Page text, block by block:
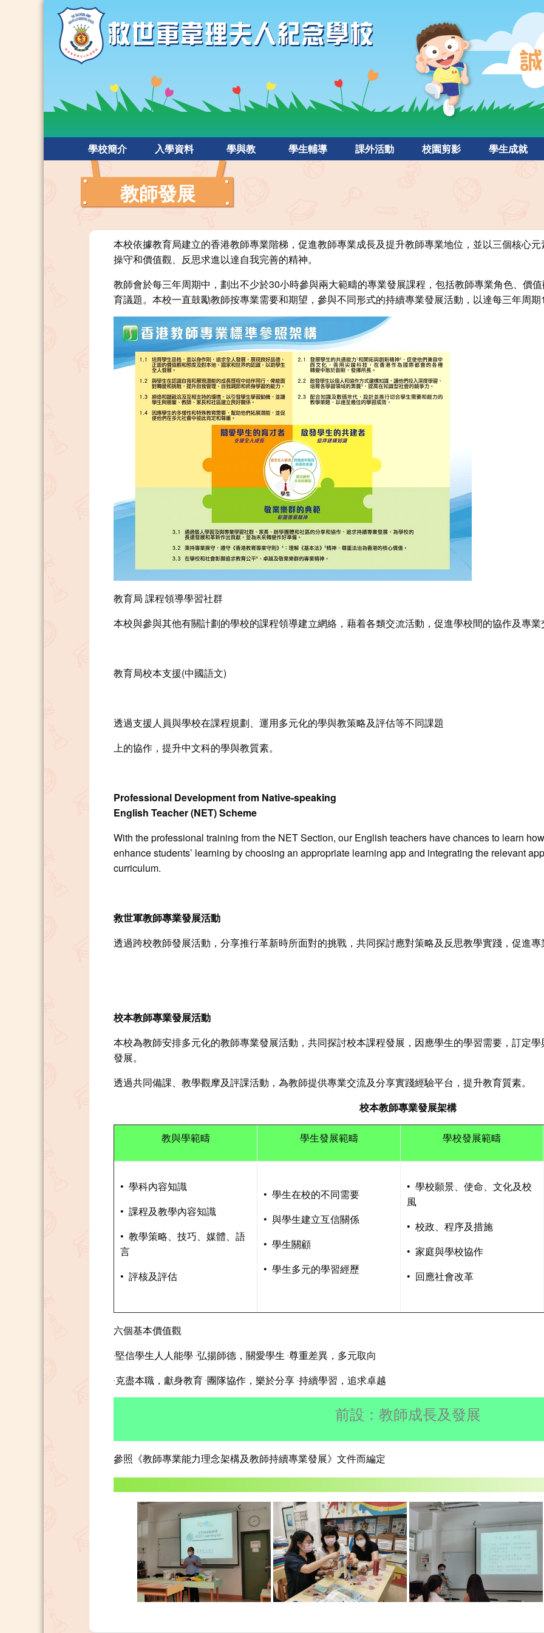
學校簡介 入學資料 學與教 學生輔導 課外活動 校園剪影 學生成就
教師發展
本校依據教育局建立的香港教師專業階梯，促進教師專業成長及提升教師專業地位，並以三個核心
操守和價值觀、反思求進以達自我完善的精神。
教師會於每三年周期中，劃出不少於30小時參與兩大範疇的專業發展課程，包括教師專業角色、價
育議題。本校一直鼓勵教師按專業需要和期望，參與不同形式的持續專業發展活動，以達每三年周
教育局 課程領導學習社群
本校與參與其他有關計劃的學校的課程領導建立網絡，藉着各類交流活動，促進學校間的協作及專業
教育局校本支援(中國語文)
透過支援人員與學校在課程規劃、運用多元化的學與教策略及評估等不同課題
上的協作，提升中文科的學與教質素。
Professional Development from Native-speaking
English Teacher (NET) Scheme
With the professional training from the NET Section, our English teachers have chances to learn
enhance students’ learning by choosing an appropriate learning app and integrating the relevant
curriculum.
救世軍教師專業發展活動
透過跨校教師發展活動，分享推行革新時所面對的挑戰，共同探討應對策略及反思教學實踐，促進
校本教師專業發展活動
本校為教師安排多元化的教師專業發展活動，共同探討校本課程發展，因應學生的學習需要，訂定
發展。
透過共同備課、教學觀摩及評課活動，為教師提供專業交流及分享實踐經驗平台，提升教育質素。
校本教師專業發展架構
教與學範疇 學生發展範疇 學校發展範疇
• 學科內容知識
• 課程及教學內容知識
• 教學策略、技巧、媒體、語
言
• 評核及評估
• 學生在校的不同需要
• 與學生建立互信關係
• 學生關顧
• 學生多元的學習經歷
• 學校願景、使命、文化及校
風
• 校政、程序及措施
• 家庭與學校協作
• 回應社會改革
六個基本價值觀
‧堅信學生人人能學 ‧弘揚師德，關愛學生 ‧尊重差異，多元取向
‧克盡本職，獻身教育 ‧團隊協作，樂於分享 ‧持續學習，追求卓越
前設：教師成長及發展
參照《教師專業能力理念架構及教師持續專業發展》文件而編定